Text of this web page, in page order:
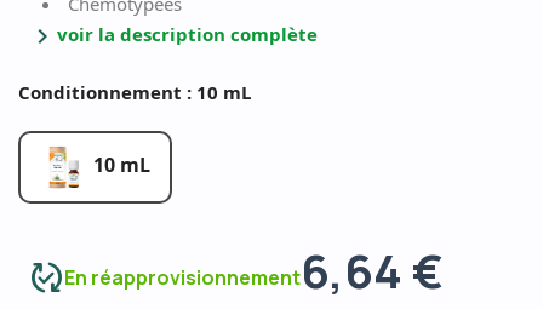
chevron_right voir la description complète
Conditionnement : 10 mL
10 mL
published_with_changesEn réapprovisionnement6,64 €